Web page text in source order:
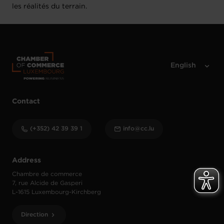
les réalités du terrain.
Address
Chambre de commerce
7, rue Alcide de Gasperi
L-1615 Luxembourg-Kirchberg
Direction
Contact
(+352) 42 39 39 1 info@cc.lu